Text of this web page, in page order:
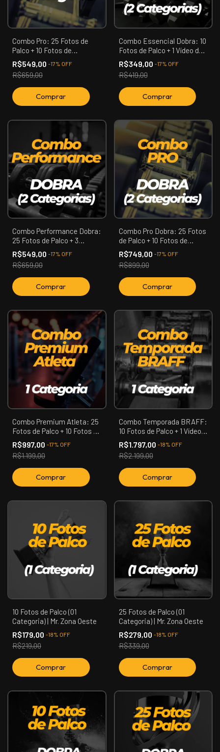
Combo Pro: 25 Fotos de
Palco + 10 Fotos de
Backstage + 3 Vídeos +
Reels Backstage (01
Categoria)
R$549,00 -17% OFF
R$659,00
Combo Essencial Dobra: 10
Fotos de Palco + 1 Vídeo de
Apresentação (02
Categoria)
R$349,00 -17% OFF
R$419,00
Combo Performance Dobra:
25 Fotos de Palco + 3
Vídeos (Apresentação,
Confronto, Premiação) (02
Categoria)
R$549,00 -17% OFF
R$659,00
Combo Pro Dobra: 25 Fotos
de Palco + 10 Fotos de
Backstage + 3 Vídeos +
Reels Backstage (02
Categoria)
R$749,00 -17% OFF
R$899,00
Combo Premium Atleta: 25
Fotos de Palco + 10 Fotos de
Backstage + 10 Fotos de
Estúdio + 3 Vídeos + Reels
de Backstage
R$997,00 -17% OFF
R$1.199,00
Combo Temporada BRAFF:
10 Fotos de Palco + 1 Vídeo +
1 Reels Extra (Todos os
Campeonatos)
R$1.797,00 -18% OFF
R$2.199,00
10 Fotos de Palco (01
Categoria) | Mr. Zona Oeste
R$179,00 -18% OFF
R$219,00
25 Fotos de Palco (01
Categoria) | Mr. Zona Oeste
R$279,00 -18% OFF
R$339,00